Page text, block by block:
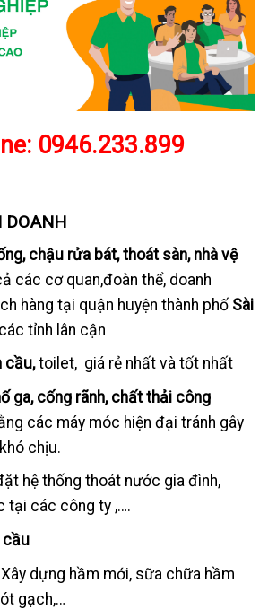
0946.233.899
DOANH
chậu rửa bát, thoát sàn, nhà vệ
các cơ quan,đoàn thể, doanh
hàng tại quận huyện thành phố Sài
tỉnh lân cận
cầu,toilet, giá rẻ nhất và tốt nhất
ga, cống rãnh, chất thải công
các máy móc hiện đại tránh gây
chịu.
hệ thống thoát nước gia đình,
tại các công ty ,….
cầu
dựng hầm mới, sữa chữa hầm
gạch,…